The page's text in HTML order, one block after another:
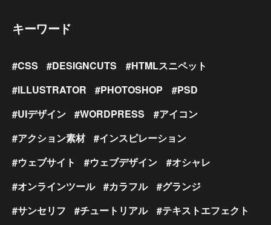
キーワード
CSS DESIGNCUTS
HTMLスニペット
ILLUSTRATOR
PHOTOSHOP
PSD
UIデザイン
WORDPRESS
アイコン
アクション素材
インスピレーション
ウェブサイト
ウェブデザイン
オシャレ
オンラインツール
カラフル
グランジ
サンセリフ
チュートリアル
テキストエフェクト